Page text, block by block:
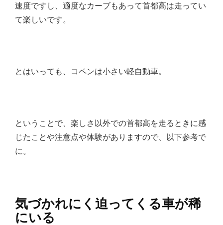
速度ですし、適度なカーブもあって首都高は走ってい
て楽しいです。
とはいっても、コペンは小さい軽自動車。
ということで、楽しさ以外での首都高を走るときに感
じたことや注意点や体験がありますので、以下参考で
に。
気づかれにく迫ってくる車が稀
にいる